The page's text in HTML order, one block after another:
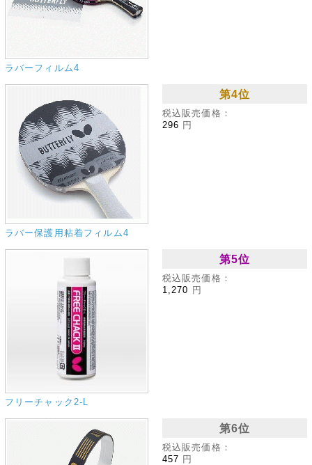
ラバーフィルム4
第4位
税込販売価格：
296 円
ラバー保護用粘着フィルム4
第5位
税込販売価格：
1,270 円
フリーチャック2‐L
第6位
税込販売価格：
457 円